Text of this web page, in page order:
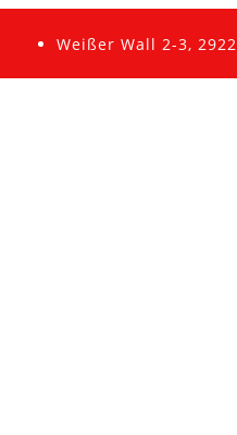
Weißer Wall 2-3,